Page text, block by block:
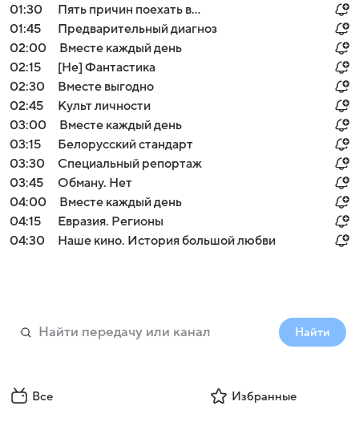
01:30
Пять причин поехать в...
01:45
Предварительный диагноз
02:00
Вместе каждый день
02:15
[Не] Фантастика
02:30
Вместе выгодно
02:45
Культ личности
03:00
Вместе каждый день
03:15
Белорусский стандарт
03:30
Специальный репортаж
03:45
Обману. Нет
04:00
Вместе каждый день
04:15
Евразия. Регионы
04:30
Наше кино. История большой любви
Найти
Все Избранные